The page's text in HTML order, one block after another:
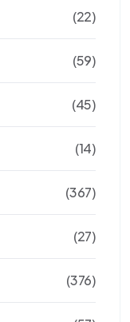
(22)
(59)
(45)
(14)
(367)
(27)
(376)